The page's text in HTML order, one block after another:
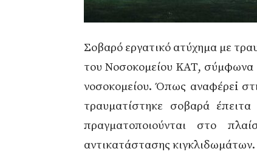
Σοβαρό εργατικό ατύχημα με
του Νοσοκομείου ΚΑΤ, σύμφωνα
νοσοκομείου. Όπως αναφέρεi
τραυματίστηκε σοβαρά
πραγματοποιούνται στο
αντικατάστασης κιγκλιδωμάτων.